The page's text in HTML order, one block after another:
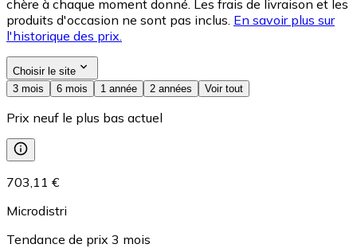
chère à chaque moment donné. Les frais de livraison et les
produits d'occasion ne sont pas inclus. En savoir plus sur
l'historique des prix.
Choisir le site
3 mois
6 mois 1 année 2 années Voir tout
Prix neuf le plus bas actuel
703,11 €
Microdistri
Tendance de prix 3 mois